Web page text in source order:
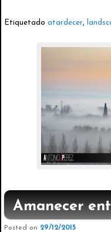
Etiquetado atardecer,
Amanecer
Posted on 29/12/2015